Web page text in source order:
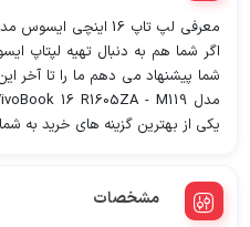
اگر شما هم به دنبال تهیه لپتاپ
شما پیشنهاد می دهم ما را تا آخر
یکی از بهترین گزینه های خرید به
مشخصات